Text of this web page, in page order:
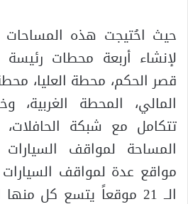
حيث احُتيجت هذه المساحات
لإنشاء أربعة محطات
قصر الحكم، محطة العليا،
المالي، المحطة
تتكامل مع شبكة
المساحة لمواقف